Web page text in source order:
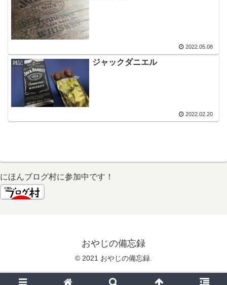
2022.05.08
雑記 ジャックダニエル
2022.02.20
にほんブログ村に参加中です！
おやじの備忘録
© 2021 おやじの備忘録.